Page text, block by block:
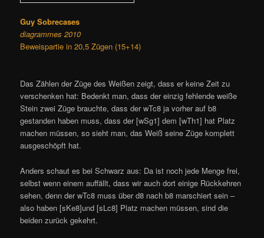
Guy Sobrecases
diagrammes 2010
Beweispartie in 20,5 Zügen (15+14)
Das Zählen der Züge des Weißen zeigt, dass er keine Zeit zu
verschenken hat: Bedenkt man, dass der einzig fehlende weiße
Stein zwei Züge brauchte, dass der wTc8 ja vorher auf b8
gestanden haben muss, dass der [wSg1] dem [wTh1] hat Platz
machen müssen, so sieht man, das Weiß seine Züge komplett
ausgeschöpft hat.
Anders schaut es bei Schwarz aus: Da ist noch jede Menge frei,
selbst wenn einem auffällt, dass wir auch dort einige Rückkehren
sehen, denn der wTc8 muss über d8 nach b8 marschiert sein –
also haben [sKe8]und [sLc8] Platz machen müssen, sind die
beiden zurück gekehrt.